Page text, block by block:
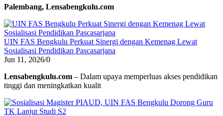
Palembang, Lensabengkulu.com
UIN FAS Bengkulu Perkuat Sinergi dengan Kemenag Lewat
Sosialisasi Pendidikan Pascasarjana
Jun 11, 2026/0
Lensabengkulu.com – Dalam upaya memperluas akses pendidikan
tinggi dan meningkatkan kualit